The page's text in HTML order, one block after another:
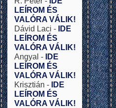
LEÍROM ÉS
VALÓRA VÁLIK!
Dávid Laci -
IDE
LEÍROM ÉS
VALÓRA VÁLIK!
Angyal -
IDE
LEÍROM ÉS
VALÓRA VÁLIK!
Krisztián -
IDE
LEÍROM ÉS
VALÓRA VÁLIK!